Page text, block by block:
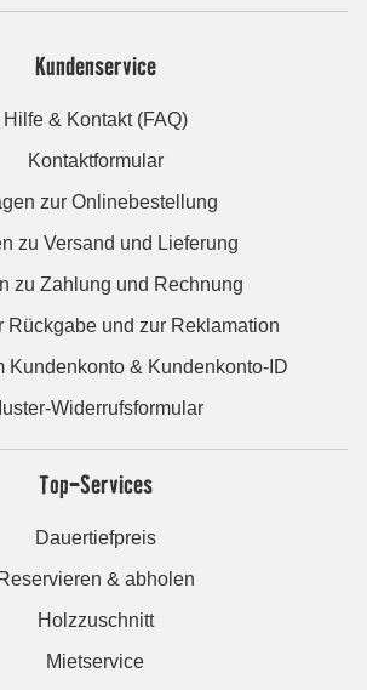
Kundenservice
Hilfe & Kontakt (FAQ)
Kontaktformular
zur Onlinebestellung
zu Versand und Lieferung
zu Zahlung und Rechnung
Rückgabe und zur Reklamation
Kundenkonto & Kundenkonto-ID
Widerrufsformular
Top-Services
Dauertiefpreis
Reservieren & abholen
Holzzuschnitt
Mietservice